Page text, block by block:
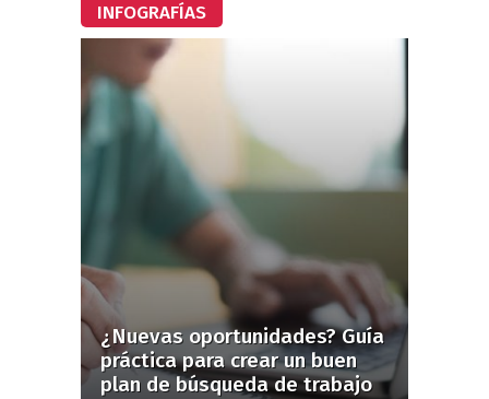
INFOGRAFÍAS
¿Nuevas oportunidades? Guía
práctica para crear un buen
plan de búsqueda de trabajo